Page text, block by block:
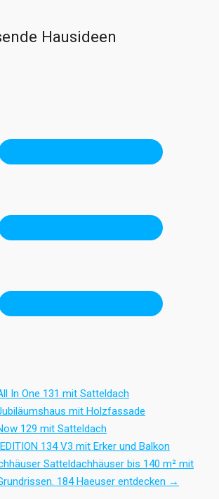
Hausideen
Satteldachhäuser bis 140 m² mit
184 Haeuser entdecken →